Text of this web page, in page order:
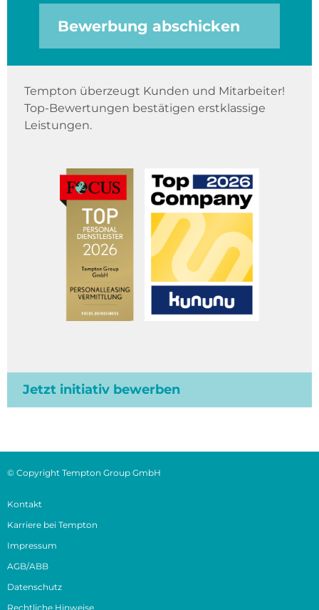
Bewerbung abschicken
Tempton überzeugt Kunden und Mitarbeiter!
Top-Bewertungen bestätigen erstklassige
Leistungen.
Jetzt initiativ bewerben
© Copyright Tempton Group GmbH
Kontakt
Karriere bei Tempton
Impressum
AGB/ABB
Datenschutz
Rechtliche Hinweise